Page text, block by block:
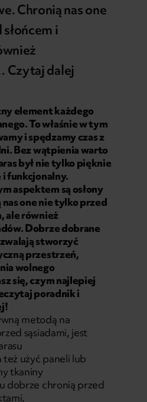
Chronią nas one
i
Czytaj dalej
element każdego
To właśnie w tym
i spędzamy czas z
Bez wątpienia warto
był nie tylko pięknie
i funkcjonalny.
aspektem są osłony
one nie tylko przed
ale również
Dobrze dobrane
stworzyć
przestrzeń,
wolnego
się, czym najlepiej
poradnik i
metodą na
sąsiadami, jest
użyć paneli lub
tkaniny
dobrze chronią przed